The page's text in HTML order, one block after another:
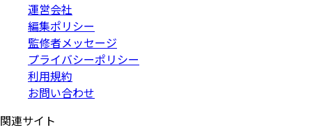
運営会社
編集ポリシー
監修者メッセージ
プライバシーポリシー
利用規約
お問い合わせ
関連サイト